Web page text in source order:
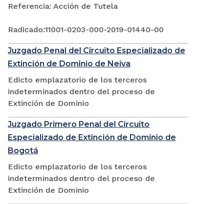
Referencia: Acción de Tutela
Radicado:11001-0203-000-2019-01440-00
Juzgado Penal del Circuito Especializado de
Extinción de Dominio de Neiva
Edicto emplazatorio de los terceros
indeterminados dentro del proceso de
Extinción de Dominio
Juzgado Primero Penal del Circuito
Especializado de Extinción de Dominio de
Bogotá
Edicto emplazatorio de los terceros
indeterminados dentro del proceso de
Extinción de Dominio